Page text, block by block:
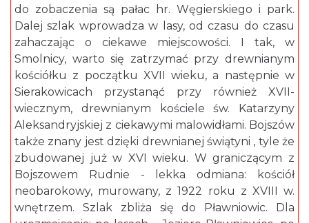
do zobaczenia są pałac hr. Węgierskiego i park.
Dalej szlak wprowadza w lasy, od czasu do czasu
zahaczając o ciekawe miejscowości. I tak, w
Smolnicy, warto się zatrzymać przy drewnianym
kościółku z początku XVII wieku, a następnie w
Sierakowicach przystanąć przy również XVII-
wiecznym, drewnianym kościele św. Katarzyny
Aleksandryjskiej z ciekawymi malowidłami. Bojszów
także znany jest dzięki drewnianej świątyni , tyle że
zbudowanej już w XVI wieku. W graniczącym z
Bojszowem Rudnie - lekka odmiana: kościół
neobarokowy, murowany, z 1922 roku z XVIII w.
wnętrzem. Szlak zbliża się do Pławniowic. Dla